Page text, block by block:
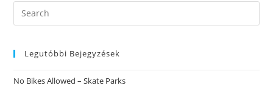
Search
this
Legutóbbi Bejegyzések
No Bikes Allowed – Skate Parks